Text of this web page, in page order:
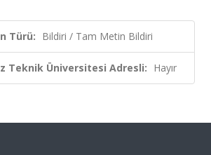
Türü: Bildiri / Tam Metin Bildiri
Teknik Üniversitesi Adresli: Hayır